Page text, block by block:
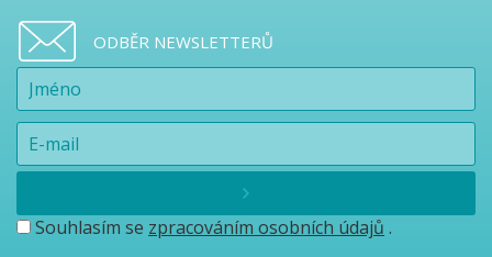
ODBĚR NEWSLETTERŮ
Souhlasím se zpracováním osobních údajů .